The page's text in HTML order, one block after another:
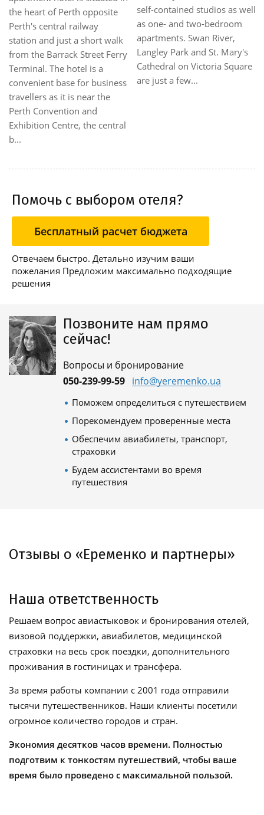
the heart of Perth opposite
Perth's central railway
station and just a short walk
from the Barrack Street Ferry
Terminal. The hotel is a
convenient base for business
travellers as it is near the
Perth Convention and
Exhibition Centre, the central
b...
self-contained studios as well
as one- and two-bedroom
apartments. Swan River,
Langley Park and St. Mary's
Cathedral on Victoria Square
are just a few...
Помочь с выбором отеля?
Бесплатный расчет бюджета
Отвечаем быстро. Детально изучим ваши
пожелания Предложим максимально подходящие
решения
Позвоните нам прямо
сейчас!
Вопросы и бронирование
050-239-99-59 info@yeremenko.ua
Поможем определиться с путешествием
Порекомендуем проверенные места
Обеспечим авиабилеты, транспорт,
страховки
Будем ассистентами во время
путешествия
Отзывы о «Еременко и партнеры»
Наша ответственность
Решаем вопрос авиастыковок и бронирования отелей,
визовой поддержки, авиабилетов, медицинской
страховки на весь срок поездки, дополнительного
проживания в гостиницах и трансфера.
За время работы компании с 2001 года отправили
тысячи путешественников. Наши клиенты посетили
огромное количество городов и стран.
Экономия десятков часов времени. Полностью
подготвим к тонкостям путешествий, чтобы ваше
время было проведено с максимальной пользой.